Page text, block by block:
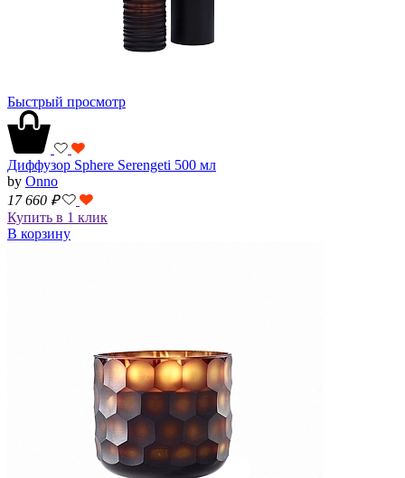
Быстрый просмотр
Диффузор Sphere Serengeti 500 мл
by Onno
17 660 ₽
Купить в 1 клик
В корзину